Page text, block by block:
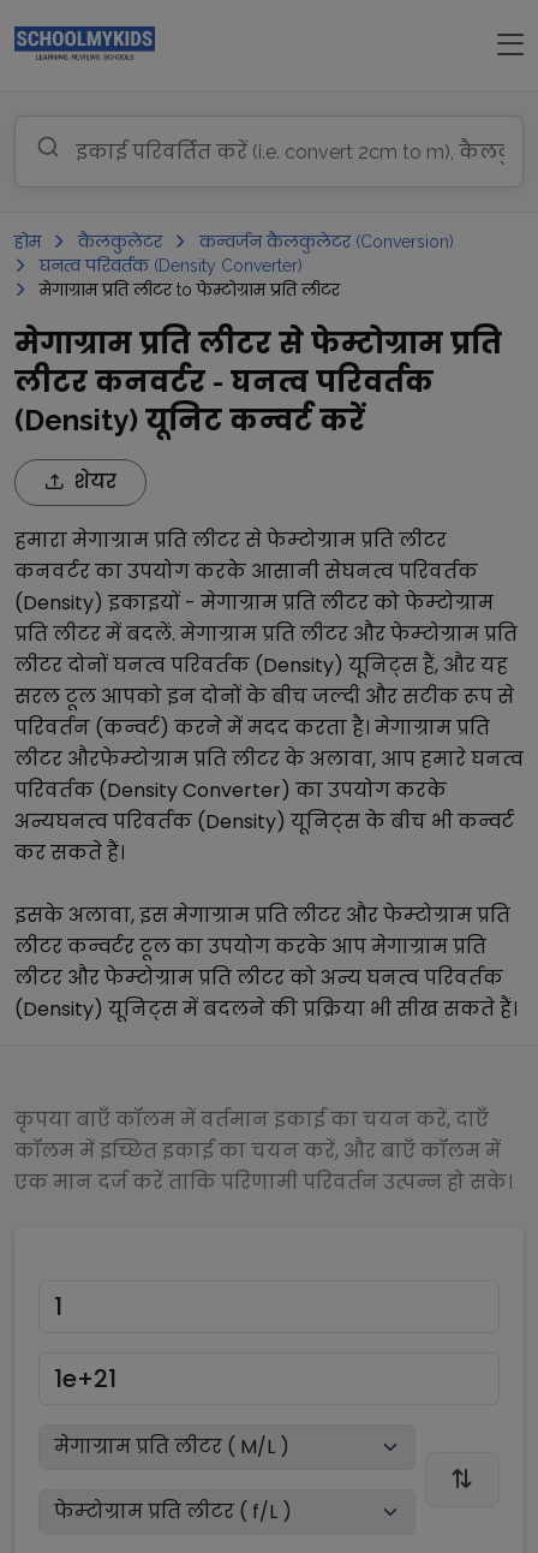
होम कैलकुलेटर
कन्वर्जन कैलकुलेटर (Conversion)
घनत्व परिवर्तक (Density Converter)
मेगाग्राम प्रति लीटर to फेम्टोग्राम प्रति लीटर
मेगाग्राम प्रति लीटर से फेम्टोग्राम प्रति
लीटर कनवर्टर - घनत्व परिवर्तक
(Density) यूनिट कन्वर्ट करें
शेयर
हमारामेगाग्राम प्रति लीटरसेफेम्टोग्राम प्रति लीटर
कनवर्टर का उपयोग करके आसानी सेघनत्व परिवर्तक
(Density) इकाइयों - मेगाग्राम प्रति लीटरकोफेम्टोग्राम
प्रति लीटरमें बदलें. मेगाग्राम प्रति लीटर औरफेम्टोग्राम प्रति
लीटरदोनोंघनत्व परिवर्तक (Density) यूनिट्स हैं, और यह
सरल टूल आपको इन दोनों के बीच जल्दी और सटीक रूप से
परिवर्तन (कन्वर्ट) करने में मदद करता है। मेगाग्राम प्रति
लीटर औरफेम्टोग्राम प्रति लीटरके अलावा, आप हमारेघनत्व
परिवर्तक (Density Converter) का उपयोग करके
अन्यघनत्व परिवर्तक (Density) यूनिट्स के बीच भी कन्वर्ट
कर सकते हैं।
इसके अलावा, इसमेगाग्राम प्रति लीटर औरफेम्टोग्राम प्रति
लीटरकन्वर्टर टूल का उपयोग करके आपमेगाग्राम प्रति
लीटर औरफेम्टोग्राम प्रति लीटरको अन्यघनत्व परिवर्तक
(Density) यूनिट्स में बदलने की प्रक्रिया भी सीख सकते हैं।
कृपया बाएँ कॉलम में वर्तमान इकाई का चयन करें, दाएँ
कॉलम में इच्छित इकाई का चयन करें, और बाएँ कॉलम में
एक मान दर्ज करें ताकि परिणामी परिवर्तन उत्पन्न हो सके।